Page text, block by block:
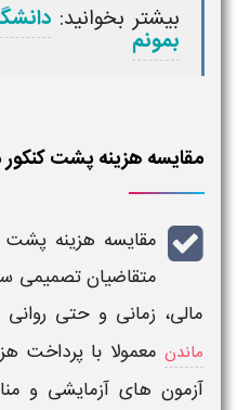
بیشتر بخوانید:
بمونم
مقایسه هزینه پشت
مقایسه هزینه پشت
متقاضیان تصمیمی
مالی، زمانی و حتی روانی
ماندن معمولا با پرداخت
آزمون های آزمایشی و